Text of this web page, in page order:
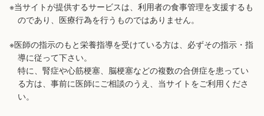
※当サイトが提供するサービスは、利用者の食事管理を支援するも
のであり、医療行為を行うものではありません。
※医師の指示のもと栄養指導を受けている方は、必ずその指示・指
導に従って下さい。
特に、腎症や心筋梗塞、脳梗塞などの複数の合併症を患ってい
る方は、事前に医師にご相談のうえ、当サイトをご利用くださ
い。